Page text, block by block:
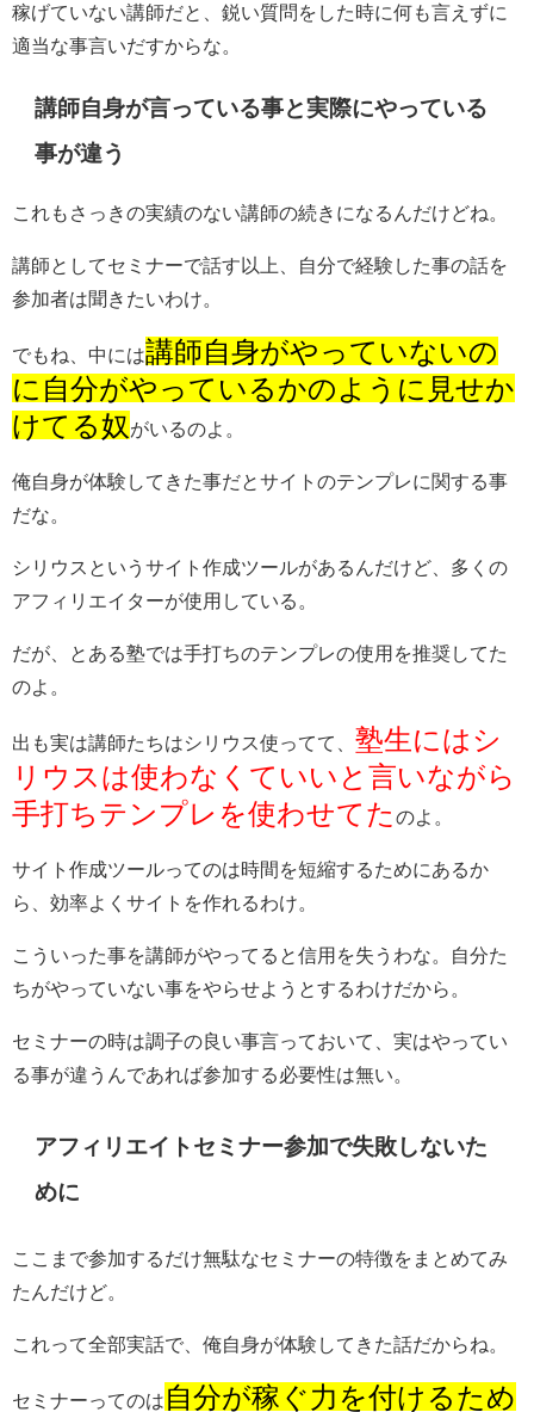
稼げていない講師だと、鋭い質問をした時に何も言えずに
適当な事言いだすからな。
講師自身が言っている事と実際にやっている
事が違う
これもさっきの実績のない講師の続きになるんだけどね。
講師としてセミナーで話す以上、自分で経験した事の話を
参加者は聞きたいわけ。
でもね、中には講師自身がやっていないの
に自分がやっているかのように見せか
けてる奴 がいるのよ。
俺自身が体験してきた事だとサイトのテンプレに関する事
だな。
シリウスというサイト作成ツールがあるんだけど、多くの
アフィリエイターが使用している。
だが、とある塾では手打ちのテンプレの使用を推奨してた
のよ。
出も実は講師たちはシリウス使ってて、 塾生にはシ
リウスは使わなくていい と言いながら
手打ちテンプレを使わせてた のよ。
サイト作成ツールってのは時間を短縮するためにあるか
ら、効率よくサイトを作れるわけ。
こういった事を講師がやってると信用を失うわな。自分た
ちがやっていない事をやらせようとするわけだから。
セミナーの時は調子の良い事言っておいて、実はやってい
る事が違うんであれば参加する必要性は無い。
アフィリエイトセミナー参加で失敗しないた
めに
ここまで参加するだけ無駄なセミナーの特徴をまとめてみ
たんだけど。
これって全部実話で、俺自身が体験してきた話だからね。
セミナーってのは 自分が稼ぐ力を付けるため